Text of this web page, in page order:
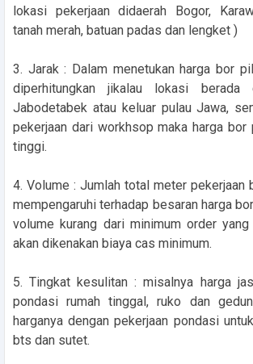
lokasi pekerjaan didaerah Bogor,
tanah merah, batuan padas dan lengket )
3. Jarak : Dalam menetukan harga bor
diperhitungkan jikalau lokasi
Jabodetabek atau keluar pulau Jawa,
pekerjaan dari workhsop maka harga
tinggi.
4. Volume : Jumlah total meter pekerjaan
mempengaruhi terhadap besaran harga
volume kurang dari minimum order
akan dikenakan biaya cas minimum.
5. Tingkat kesulitan : misalnya harga
pondasi rumah tinggal, ruko dan
harganya dengan pekerjaan pondasi
bts dan sutet.